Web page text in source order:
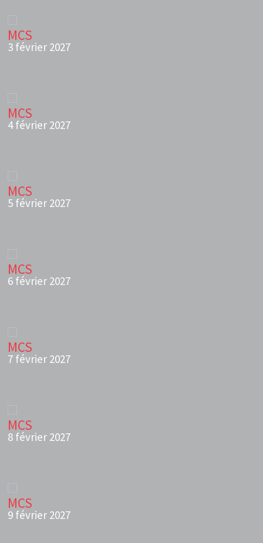
MCS
3 février 2027
MCS
4 février 2027
MCS
5 février 2027
MCS
6 février 2027
MCS
7 février 2027
MCS
8 février 2027
MCS
9 février 2027